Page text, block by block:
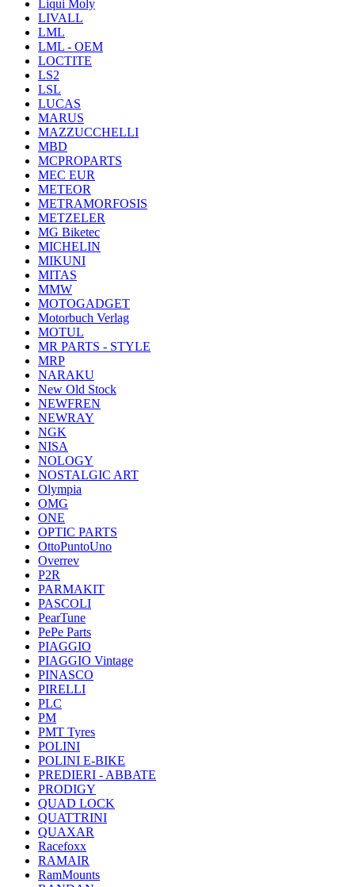
Liqui Moly
LIVALL
LML
LML - OEM
LOCTITE
LS2
LSL
LUCAS
MARUS
MAZZUCCHELLI
MBD
MCPROPARTS
MEC EUR
METEOR
METRAMORFOSIS
METZELER
MG Biketec
MICHELIN
MIKUNI
MITAS
MMW
MOTOGADGET
Motorbuch Verlag
MOTUL
MR PARTS - STYLE
MRP
NARAKU
New Old Stock
NEWFREN
NEWRAY
NGK
NISA
NOLOGY
NOSTALGIC ART
Olympia
OMG
ONE
OPTIC PARTS
OttoPuntoUno
Overrev
P2R
PARMAKIT
PASCOLI
PearTune
PePe Parts
PIAGGIO
PIAGGIO Vintage
PINASCO
PIRELLI
PLC
PM
PMT Tyres
POLINI
POLINI E-BIKE
PREDIERI - ABBATE
PRODIGY
QUAD LOCK
QUATTRINI
QUAXAR
Racefoxx
RAMAIR
RamMounts